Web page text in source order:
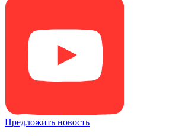
Предложить новость